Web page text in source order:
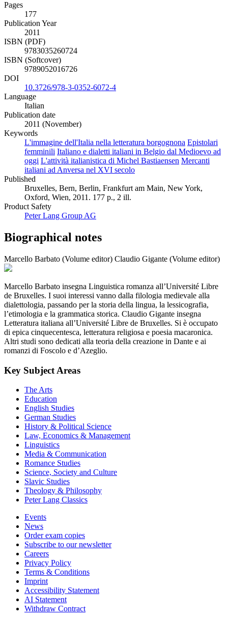
Pages
177
Publication Year
2011
ISBN (PDF)
9783035260724
ISBN (Softcover)
9789052016726
DOI
10.3726/978-3-0352-6072-4
Language
Italian
Publication date
2011 (November)
Keywords
L'immagine dell'Italia nella letteratura borgognona Epistolari
femminili Italiano e dialetti italiani in Belgio dal Medioevo ad
oggi L'attività italianistica di Michel Bastiaensen Mercanti
italiani ad Anversa nel XVI secolo
Published
Bruxelles, Bern, Berlin, Frankfurt am Main, New York,
Oxford, Wien, 2011. 177 p., 2 ill.
Product Safety
Peter Lang Group AG
Biographical notes
Marcello Barbato (Volume editor) Claudio Gigante (Volume editor)
Marcello Barbato insegna Linguistica romanza all’Université Libre
de Bruxelles. I suoi interessi vanno dalla filologia medievale alla
dialettologia, passando per la storia della lingua, la lessicografia,
l’etimologia e la grammatica storica. Claudio Gigante insegna
Letteratura italiana all’Université Libre de Bruxelles. Si è occupato
di epica cinquecentesca, letteratura religiosa e poesia macaronica.
Altri studi sono dedicati alla teoria della creazione in Dante e ai
romanzi di Foscolo e d’Azeglio.
Key Subject Areas
The Arts
Education
English Studies
German Studies
History & Political Science
Law, Economics & Management
Linguistics
Media & Communication
Romance Studies
Science, Society and Culture
Slavic Studies
Theology & Philosophy
Peter Lang Classics
Events
News
Order exam copies
Subscribe to our newsletter
Careers
Privacy Policy
Terms & Conditions
Imprint
Accessibility Statement
AI Statement
Withdraw Contract